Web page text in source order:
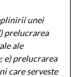
unei
prelucrarea
ale
e) prelucrarea
care serveste